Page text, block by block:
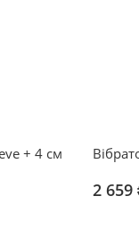
+ 4 см
2 659